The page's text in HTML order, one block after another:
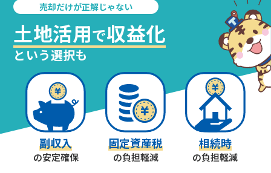
売却だけが正解じゃない
土地活用で収益化
という選択も
副収入
の安定確保
固定資産税
の負担軽減
相続時
の負担軽減